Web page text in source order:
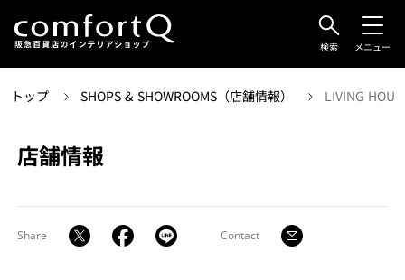
検索 メニュー
トップ SHOPS & SHOWROOMS（店舗情報） LIVING
店舗情報
Share Contact